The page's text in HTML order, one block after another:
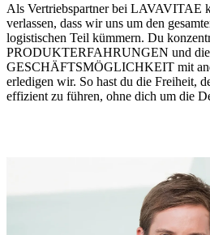
Als Vertriebspartner bei LAVAVITAE
verlassen, dass wir uns um den
logistischen Teil kümmern. Du
PRODUKTERFAHRUNGEN und die
GESCHÄFTSMÖGLICHKEIT mit
erledigen wir. So hast du die Freiheit,
effizient zu führen, ohne dich um die